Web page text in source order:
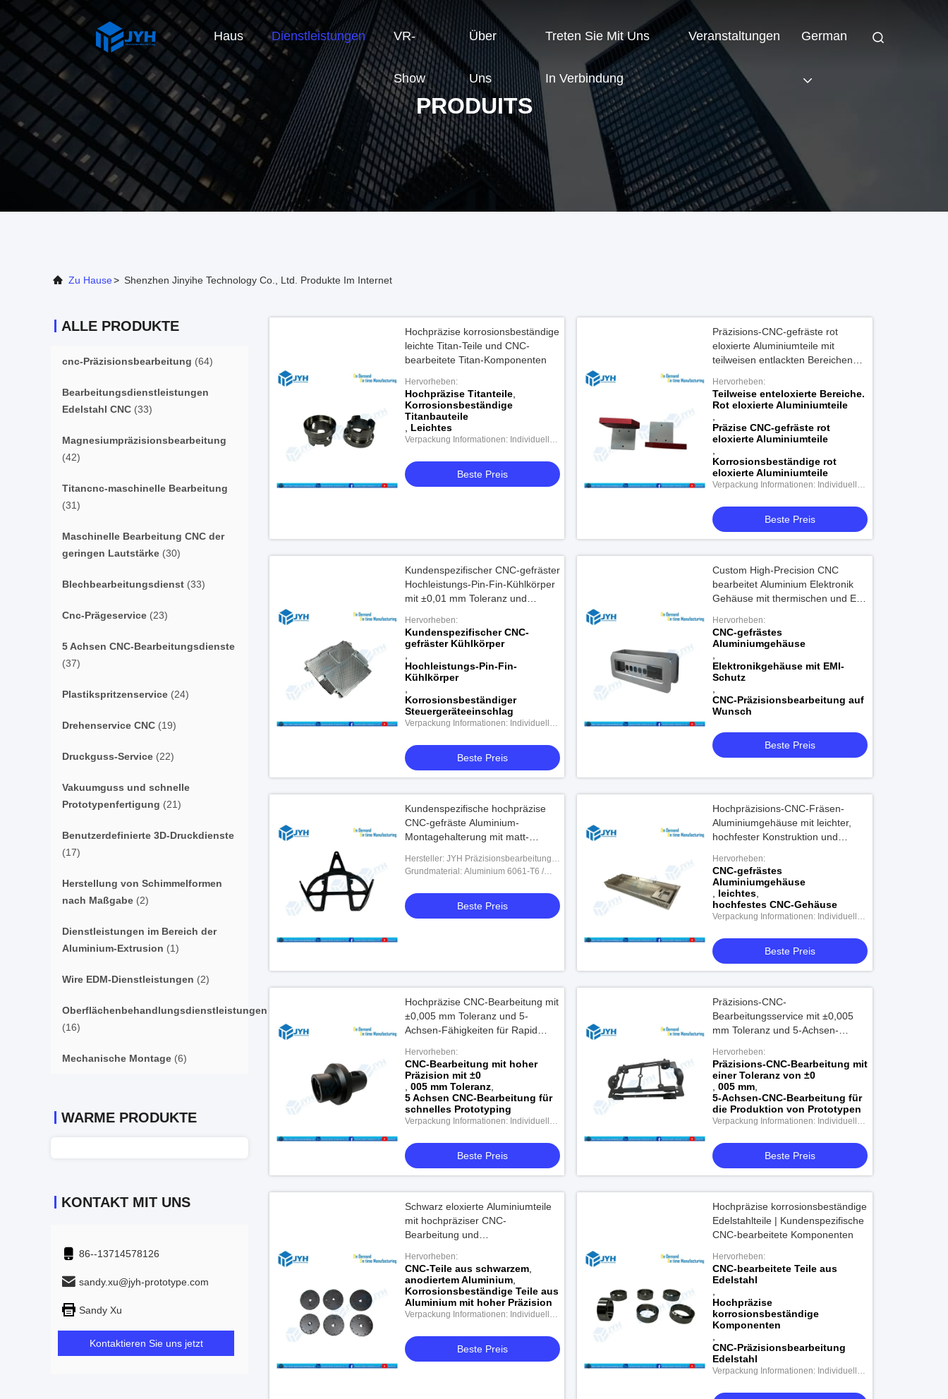
Haus Dienstleistungen VR-
Show
Über
Uns
Treten Sie Mit Uns
In Verbindung
Veranstaltungen German
PRODUITS
Zu Hause> Shenzhen Jinyihe Technology Co., Ltd. Produkte Im Internet
ALLE PRODUKTE
cnc-Präzisionsbearbeitung (64)
Bearbeitungsdienstleistungen
Edelstahl CNC (33)
Magnesiumpräzisionsbearbeitung
(42)
Titancnc-maschinelle Bearbeitung
(31)
Maschinelle Bearbeitung CNC der
geringen Lautstärke (30)
Blechbearbeitungsdienst (33)
Cnc-Prägeservice (23)
5 Achsen CNC-Bearbeitungsdienste
(37)
Plastikspritzenservice (24)
Drehenservice CNC (19)
Druckguss-Service (22)
Vakuumguss und schnelle
Prototypenfertigung (21)
Benutzerdefinierte 3D-Druckdienste
(17)
Herstellung von Schimmelformen
nach Maßgabe (2)
Dienstleistungen im Bereich der
Aluminium-Extrusion (1)
Wire EDM-Dienstleistungen (2)
Oberflächenbehandlungsdienstleistungen
(16)
Mechanische Montage (6)
WARME PRODUKTE
KONTAKT MIT UNS
86--13714578126
sandy.xu@jyh-prototype.com
Sandy Xu
Kontaktieren Sie uns jetzt
Hochpräzise korrosionsbeständige
leichte Titan-Teile und CNC-
bearbeitete Titan-Komponenten
Hervorheben:
Hochpräzise Titanteile
Korrosionsbeständige
Titanbauteile
Leichtes
Verpackung Informationen: Individuelle
Beste Preis
Präzisions-CNC-gefräste rot
eloxierte Aluminiumteile mit
teilweisen entlackten Bereichen
Hervorheben:
Teilweise enteloxierte Bereiche.
Rot eloxierte Aluminiumteile
Präzise CNC-gefräste rot
eloxierte Aluminiumteile
Korrosionsbeständige rot
eloxierte Aluminiumteile
Verpackung Informationen: Individuelle
Beste Preis
Kundenspezifischer CNC-gefräster
Hochleistungs-Pin-Fin-Kühlkörper
mit ±0,01 mm Toleranz und
Steuergeräteeinschlag
Hervorheben:
Kundenspezifischer CNC-
gefräster Kühlkörper
Hochleistungs-Pin-Fin-
Kühlkörper
Korrosionsbeständiger
Steuergeräteeinschlag
Verpackung Informationen: Individuelle
Beste Preis
Custom High-Precision CNC
bearbeitet Aluminium Elektronik
Gehäuse mit thermischen und EMI
Oberflächenveredelung
Hervorheben:
CNC-gefrästes
Aluminiumgehäuse
Elektronikgehäuse mit EMI-
Schutz
CNC-Präzisionsbearbeitung auf
Wunsch
Beste Preis
Kundenspezifische hochpräzise
CNC-gefräste Aluminium-
Montagehalterung mit matt-
Hersteller: JYH Präzisionsbearbeitung
(Shenzhen Jinyihe Technology Co., Ltd)
Grundmaterial: Aluminium 6061-T6 /
Anfrage erhältlich)
Beste Preis
Hochpräzisions-CNC-Fräsen-
Aluminiumgehäuse mit leichter,
hochfester Konstruktion und
Wärmeleitfähigkeit
Hervorheben:
CNC-gefrästes
Aluminiumgehäuse
leichtes
hochfestes CNC-Gehäuse
Verpackung Informationen: Individuelle
Beste Preis
Hochpräzise CNC-Bearbeitung mit
±0,005 mm Toleranz und 5-
Achsen-Fähigkeiten für Rapid
Hervorheben:
CNC-Bearbeitung mit hoher
Präzision mit ±0
005 mm Toleranz
5 Achsen CNC-Bearbeitung für
schnelles Prototyping
Verpackung Informationen: Individuelle
Beste Preis
Präzisions-CNC-
Bearbeitungsservice mit ±0,005
mm Toleranz und 5-Achsen-
Prototypenbau bis zur
Massenproduktion
Hervorheben:
Präzisions-CNC-Bearbeitung mit
einer Toleranz von ±0
,005 mm
5-Achsen-CNC-Bearbeitung für
die Produktion von Prototypen
Verpackung Informationen: Individuelle
Beste Preis
Schwarz eloxierte Aluminiumteile
mit hochpräziser CNC-
Bearbeitung und
Hervorheben:
CNC-Teile aus schwarzem
anodiertem Aluminium
Korrosionsbeständige Teile aus
Aluminium mit hoher Präzision
Verpackung Informationen: Individuelle
Beste Preis
Hochpräzise korrosionsbeständige
Edelstahlteile | Kundenspezifische
CNC-bearbeitete Komponenten
Hervorheben:
CNC-bearbeitete Teile aus
Edelstahl
Hochpräzise
korrosionsbeständige
Komponenten
CNC-Präzisionsbearbeitung
Edelstahl
Verpackung Informationen: Individuelle